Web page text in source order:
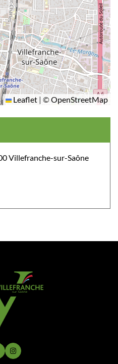
Leaflet | ©OpenStreetMap
Villefranche-sur-Saône
vers le compte Facebook
Lien vers le compte Instagram